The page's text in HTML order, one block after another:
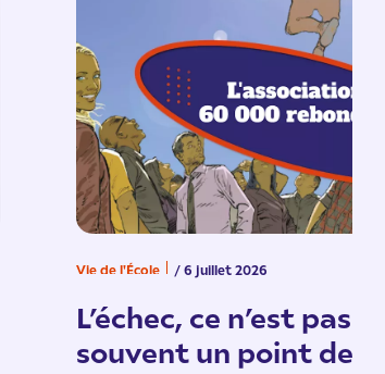
Vie de l'École / 6 juillet 2026
L’échec, ce n’est pas
souvent un point de